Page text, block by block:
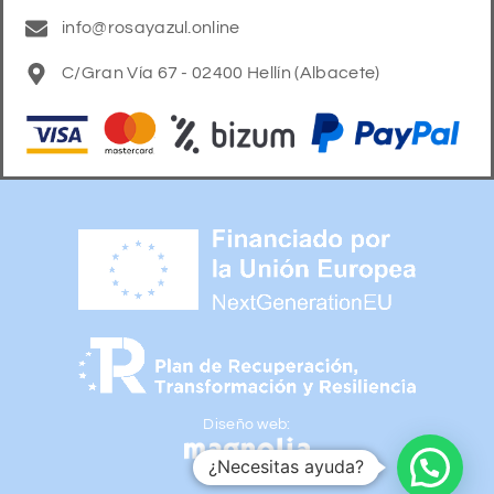
info@rosayazul.online
C/Gran Vía 67 - 02400 Hellín (Albacete)
Diseño web:
¿Necesitas ayuda?